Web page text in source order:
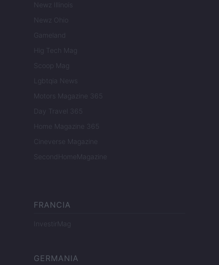
Newz Illinois
Newz Ohio
Gameland
Hig Tech Mag
Scoop Mag
Lgbtqia News
Motors Magazine 365
Day Travel 365
Home Magazine 365
Cineverse Magazine
SecondHomeMagazine
FRANCIA
InvestirMag
GERMANIA